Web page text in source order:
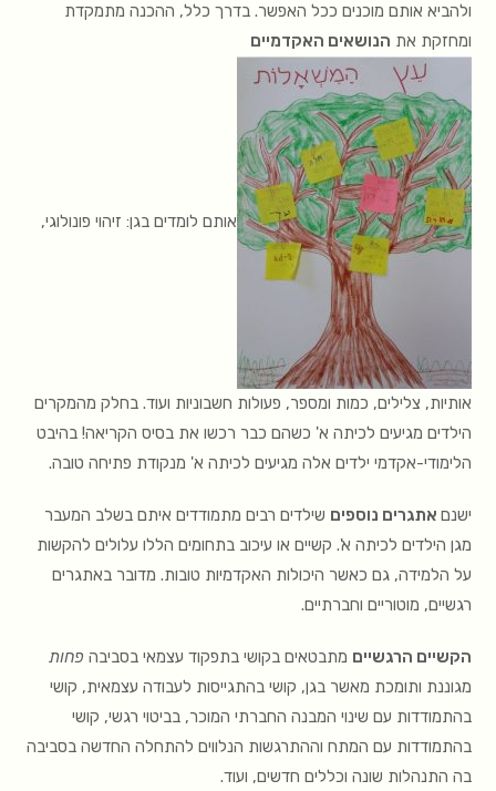
ולהביא אותם מוכנים ככל האפשר. בדרך כלל, ההכנה מתמקדת
ומחזקת את הנושאים האקדמיים
אותם לומדים בגן: זיהוי פונולוגי,
אותיות, צלילים, כמות ומספר, פעולות חשבוניות ועוד. בחלק מהמקרים
הילדים מגיעים לכיתה א' כשהם כבר רכשו את בסיס הקריאה! בהיבט
הלימודי-אקדמי ילדים אלה מגיעים לכיתה א' מנקודת פתיחה טובה.
ישנם אתגרים נוספים שילדים רבים מתמודדים איתם בשלב המעבר
מגן הילדים לכיתה א'. קשיים או עיכוב בתחומים הללו עלולים להקשות
על הלמידה, גם כאשר היכולות האקדמיות טובות. מדובר באתגרים
רגשיים, מוטוריים וחברתיים.
הקשיים הרגשיים מתבטאים בקושי בתפקוד עצמאי בסביבה פחות
מגוננת ותומכת מאשר בגן, קושי בהתגייסות לעבודה עצמאית, קושי
בהתמודדות עם שינוי המבנה החברתי המוכר, בביטוי רגשי, קושי
בהתמודדות עם המתח וההתרגשות הנלווים להתחלה החדשה בסביבה
בה התנהלות שונה וכללים חדשים, ועוד.